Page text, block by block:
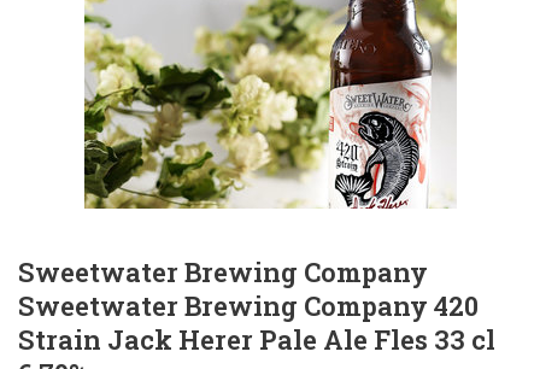
Sweetwater Brewing Company
Sweetwater Brewing Company 420
Strain Jack Herer Pale Ale Fles 33 cl